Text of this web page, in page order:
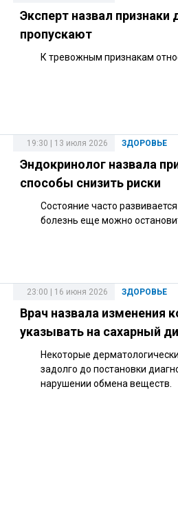
Эксперт назвал
пропускают
К тревожным признакам
ЗДОРОВЬЕ
19:30 | 13 июля 2026
Эндокринолог назвала
способы снизить риски
Состояние часто
болезнь еще можно
ЗДОРОВЬЕ
23:00 | 16 июня 2026
Врач назвала изменения
указывать на сахарный
Некоторые
задолго до постановки
нарушении обмена веществ.